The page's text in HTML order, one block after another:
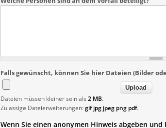
Falls gewünscht, können Sie hier Dateien (Bilder
Dateien müssen kleiner sein als 2 MB.
Zulässige Dateierweiterungen:gif jpg jpeg png pdf.
Wenn Sie einen anonymen Hinweis abgeben